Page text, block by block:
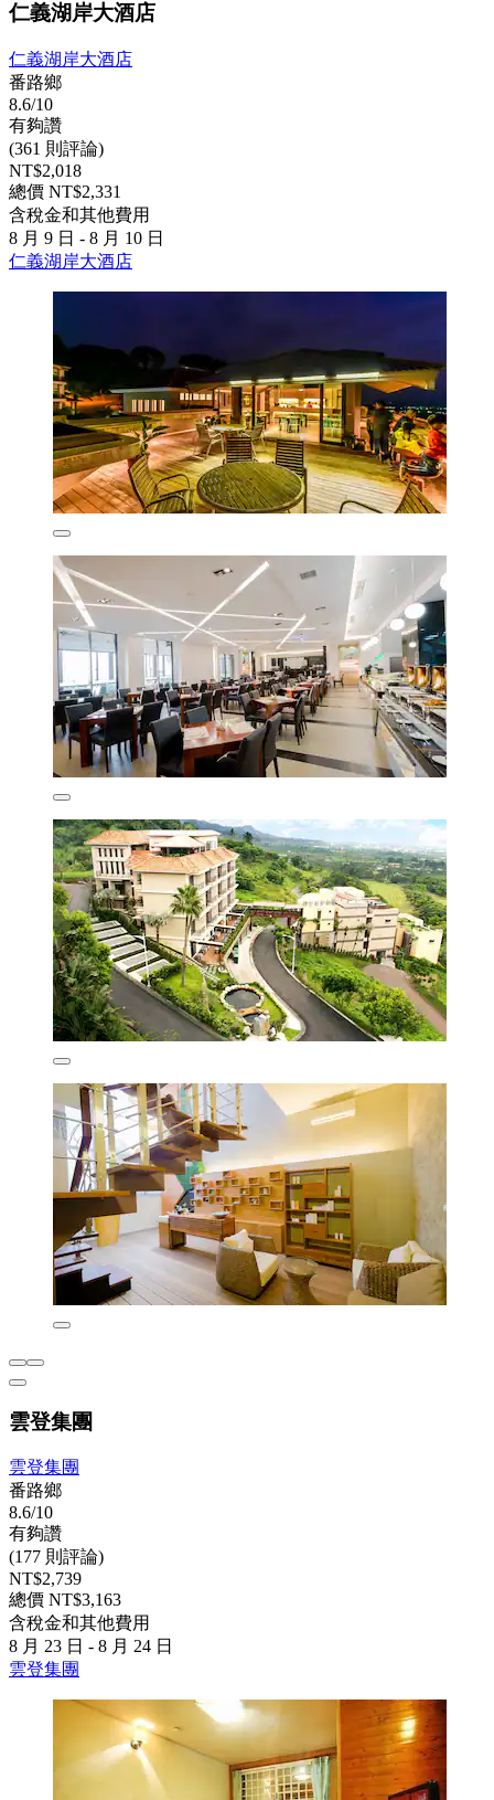
仁義湖岸大酒店
仁義湖岸大酒店
番路鄉
8.6/10
有夠讚
(361 則評論)
NT$2,018
總價 NT$2,331
含稅金和其他費用
8 月 9 日 - 8 月 10 日
仁義湖岸大酒店
雲登集團
雲登集團
番路鄉
8.6/10
有夠讚
(177 則評論)
NT$2,739
總價 NT$3,163
含稅金和其他費用
8 月 23 日 - 8 月 24 日
雲登集團